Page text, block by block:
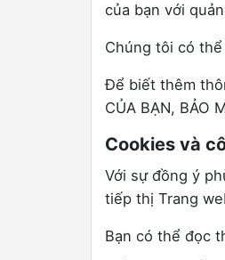
của bạn với
Chúng tôi có
Để biết thêm
CỦA BẠN, BẢO
Cookies và
Với sự đồng ý
tiếp thị Trang
Bạn có thể đọc